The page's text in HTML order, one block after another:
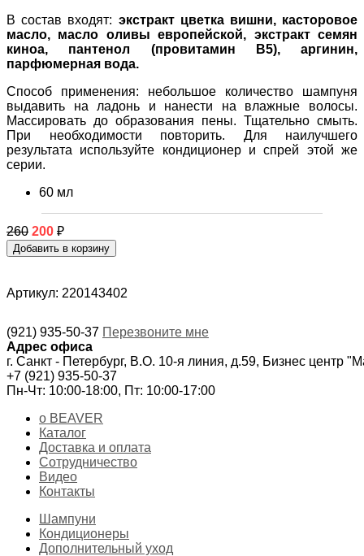
В состав входят: экстракт цветка вишни, касторовое
масло, масло оливы европейской, экстракт семян
киноа, пантенол (провитамин В5), аргинин,
парфюмерная вода.
Способ применения: небольшое количество шампуня
выдавить на ладонь и нанести на влажные волосы.
Массировать до образования пены. Тщательно смыть.
При необходимости повторить. Для наилучшего
результата используйте кондиционер и спрей этой же
серии.
60 мл
260 200 ₽
Артикул: 220143402
(921) 935-50-37 Перезвоните мне
Адрес офиса
г. Санкт - Петербург, В.О. 10-я линия, д.59, Бизнес центр
+7 (921) 935-50-37
Пн-Чт: 10:00-18:00, Пт: 10:00-17:00
о BEAVER
Каталог
Доставка и оплата
Сотрудничество
Видео
Контакты
Шампуни
Кондиционеры
Дополнительный уход